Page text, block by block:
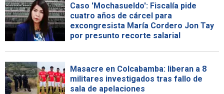
Caso 'Mochasueldo': Fiscalía pide
cuatro años de cárcel para
excongresista María Cordero Jon Tay
por presunto recorte salarial
Masacre en Colcabamba: liberan a 8
militares investigados tras fallo de
sala de apelaciones